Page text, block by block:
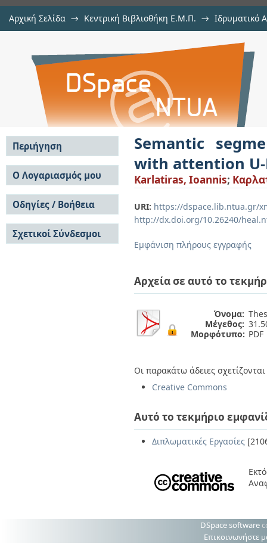
Αρχική Σελίδα → Κεντρική Βιβλιοθήκη Ε.Μ.Π. → Ιδρυματικό
Semantic segmentation of
Semantic
with attention
Karlatiras, Ioannis;
URI: https://dspace.lib.ntua.gr/
http://dx.doi.org/10.26240/
Εμφάνιση πλήρους εγγραφής
Αρχεία σε αυτό το
Όνομα:
Μέγεθος:
Μορφότυπο: PDF
Οι παρακάτω άδειες
Creative Commons
Αυτό το τεκμήριο
Διπλωματικές Εργασίες
Περιήγηση
Σε όλο το DSpace
Κοινότητες & Συλλογές
Ανά Ημερομηνία
Έκδοσης
Συγγραφείς
Τίτλοι
Θέματα
Ο Λογαριασμός μου
Σύνδεση
Εγγραφή
Οδηγίες / Βοήθεια
Οδηγίες Υποβολής
Οδηγίες Χρήσης ΙΑ
Συχνές Ερωτήσεις
Σχετικοί Σύνδεσμοι
DSpace software
Επικοινωνήστε